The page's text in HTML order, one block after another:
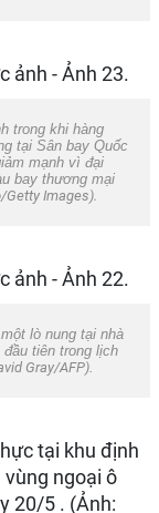
trong khi hàng
tại Sân bay Quốc
mạnh vì đại
bay thương mại
Getty Images).
lò nung tại nhà
đầu tiên trong lịch
Gray/AFP).